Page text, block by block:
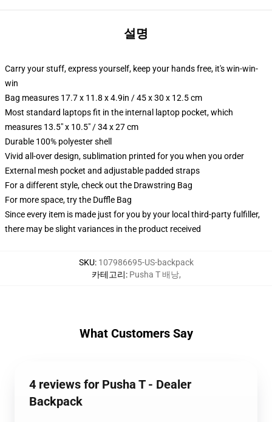
설명
Carry your stuff, express yourself, keep your hands free, it's win-win-
win
Bag measures 17.7 x 11.8 x 4.9in / 45 x 30 x 12.5 cm
Most standard laptops fit in the internal laptop pocket, which
measures 13.5" x 10.5" / 34 x 27 cm
Durable 100% polyester shell
Vivid all-over design, sublimation printed for you when you order
External mesh pocket and adjustable padded straps
For a different style, check out the Drawstring Bag
For more space, try the Duffle Bag
Since every item is made just for you by your local third-party fulfiller,
there may be slight variances in the product received
SKU: 107986695-US-backpack
카테고리: Pusha T 배낭,
What Customers Say
4 reviews for Pusha T - Dealer
Backpack